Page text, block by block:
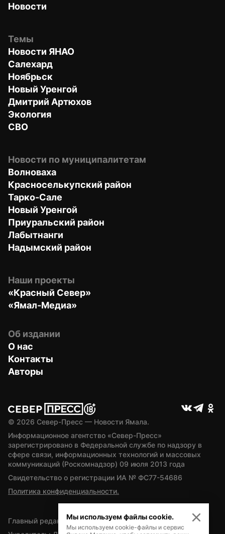
Новости
Темы
Новости ЯНАО
Салехард
Ноябрьск
Новый Уренгой
Дмитрий Артюхов
Экология
СВО
Новости по муниципалитетам
Волноваха
Красноселькупский район
Тарко-Сале
Новый Уренгой
Приуральский район
Лабытнанги
Надымский район
Наши проекты
«Красный Север»
«Ямал-Медиа»
Об издании
О нас
Контакты
Авторы
© 2026 Север-Пресс — Новости Ямала.
Информационное агентство «Север-Пресс»
зарегистрировано в Федеральной службе по надзору в
сфере связи, информационных технологий и массовых
коммуникаций (Роскомнадзор) 09 июля 2013 года
Свидетельство о регистрации ИА № ФС77-54686
Политика конфиденциальности.
Главный редактор — А.Л. Поздеев
Мы используем файлы cookie.
Мы используем cookie-файлы и сервис